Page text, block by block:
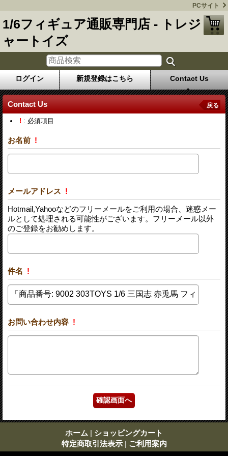
PCサイト
1/6フィギュア通販専門店 - トレジ
ャートイズ
ログイン 新規登録はこちら Contact Us
Contact Us 戻る
! : 必須項目
お名前 !
メールアドレス !
Hotmail,Yahooなどのフリーメールをご利用の場合、迷惑メー
ルとして処理される可能性がございます。フリーメール以外
のご登録をお勧めします。
件名 !
お問い合わせ内容 !
ホーム | ショッピングカート
特定商取引法表示 | ご利用案内